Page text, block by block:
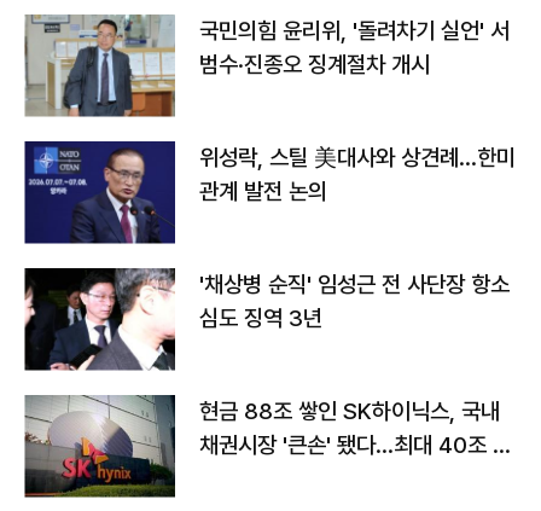
국민의힘 윤리위, '돌려차기 실언' 서
범수·진종오 징계절차 개시
위성락, 스틸 美대사와 상견례…한미
관계 발전 논의
'채상병 순직' 임성근 전 사단장 항소
심도 징역 3년
현금 88조 쌓인 SK하이닉스, 국내
채권시장 '큰손' 됐다…최대 40조 투